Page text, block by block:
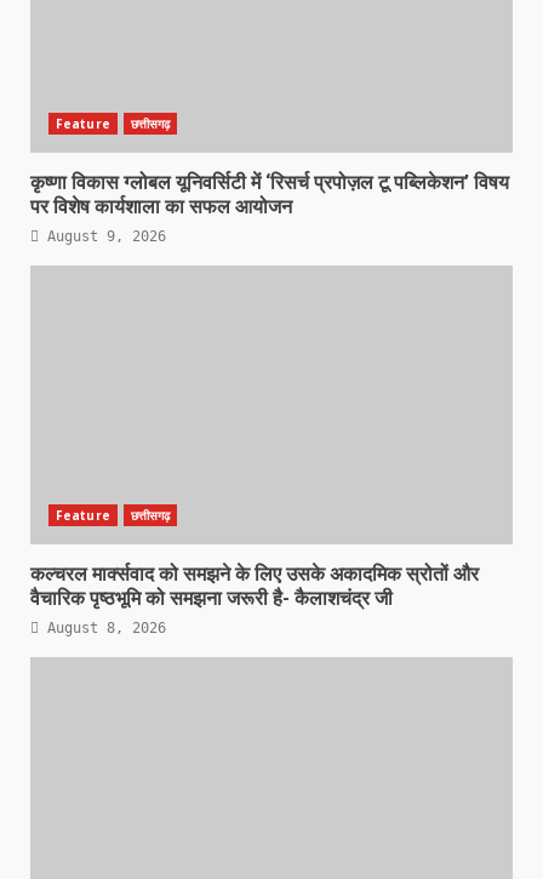
Feature छत्तीसगढ़
कृष्णा विकास ग्लोबल यूनिवर्सिटी में ‘रिसर्च प्रपोज़ल टू पब्लिकेशन’ विषय
पर विशेष कार्यशाला का सफल आयोजन
August 9, 2026
Feature छत्तीसगढ़
कल्चरल मार्क्सवाद को समझने के लिए उसके अकादमिक स्रोतों और
वैचारिक पृष्ठभूमि को समझना जरूरी है- कैलाशचंद्र जी
August 8, 2026